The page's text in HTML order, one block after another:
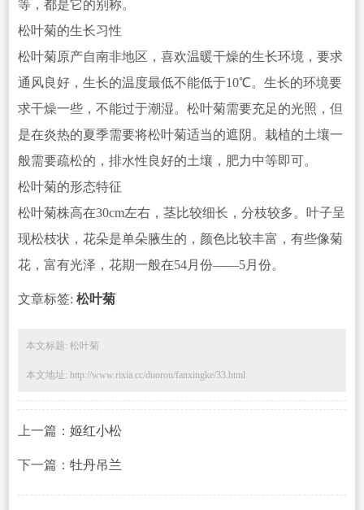
等，都是它的别称。
松叶菊的生长习性
松叶菊原产自南非地区，喜欢温暖干燥的生长环境，要求
通风良好，生长的温度最低不能低于10℃。生长的环境要
求干燥一些，不能过于潮湿。松叶菊需要充足的光照，但
是在炎热的夏季需要将松叶菊适当的遮阴。栽植的土壤一
般需要疏松的，排水性良好的土壤，肥力中等即可。
松叶菊的形态特征
松叶菊株高在30cm左右，茎比较细长，分枝较多。叶子呈
现松枝状，花朵是单朵腋生的，颜色比较丰富，有些像菊
花，富有光泽，花期一般在54月份——5月份。
文章标签: 松叶菊
本文标题: 松叶菊
本文地址: http://www.rixia.cc/duorou/fanxingke/33.html
上一篇： 姬红小松
下一篇： 牡丹吊兰